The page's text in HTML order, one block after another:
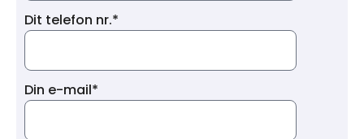
Dit telefon nr.*
Din e-mail*